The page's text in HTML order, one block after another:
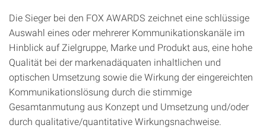
Die Sieger bei den FOX AWARDS zeichnet eine schlüssige
Auswahl eines oder mehrerer Kommunikationskanäle im
Hinblick auf Zielgruppe, Marke und Produkt aus, eine hohe
Qualität bei der markenadäquaten inhaltlichen und
optischen Umsetzung sowie die Wirkung der eingereichten
Kommunikationslösung durch die stimmige
Gesamtanmutung aus Konzept und Umsetzung und/oder
durch qualitative/quantitative Wirkungsnachweise.